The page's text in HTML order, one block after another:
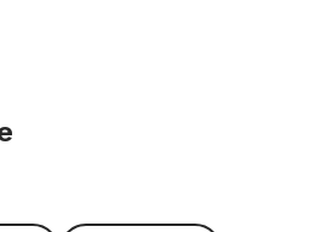
os que já se
de estudar explicam